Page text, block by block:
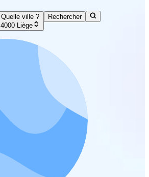
Quelle ville ?
4000 Liège
Rechercher